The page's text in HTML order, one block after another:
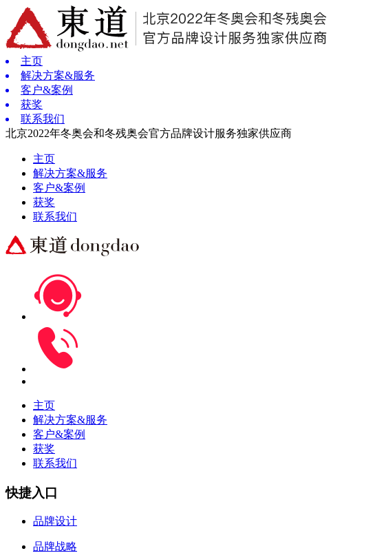
主页
解决方案&服务
客户&案例
获奖
联系我们
北京2022年冬奥会和冬残奥会官方品牌设计服务独家供应商
主页
解决方案&服务
客户&案例
获奖
联系我们
主页
解决方案&服务
客户&案例
获奖
联系我们
快捷入口
品牌设计
品牌战略